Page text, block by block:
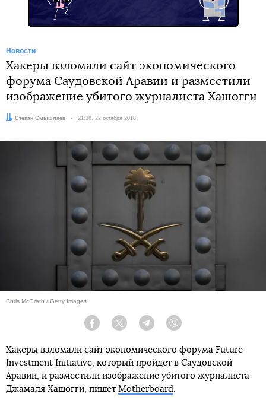
Новости
Хакеры взломали сайт экономического
форума Саудовской Аравии и разместили
изображение убитого журналиста Хашогги
Автор:
Степан Смышляев Дата:
21:38, 22 октября 2018
Chris McGrath / Getty Images
Facebook Twitter Telegram
Хакеры взломали сайт экономического форума Future
Investment Initiative, который пройдет в Саудовской
Аравии, и разместили изображение убитого журналиста
Джамаля Хашогги, пишет Motherboard.